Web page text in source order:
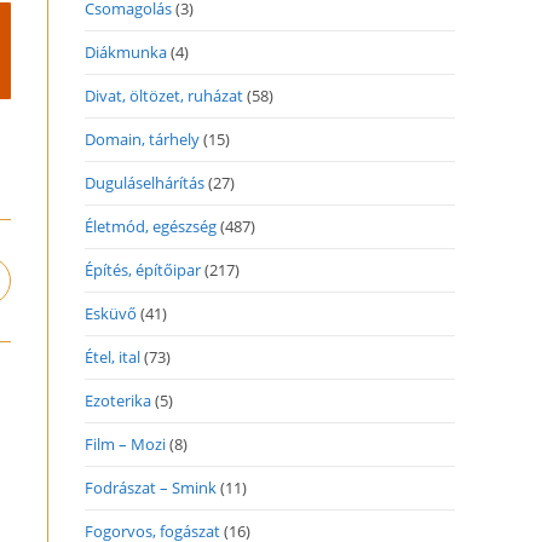
Csomagolás(3)
Diákmunka(4)
Divat, öltözet, ruházat(58)
Domain, tárhely(15)
Duguláselhárítás(27)
Életmód, egészség(487)
Építés, építőipar(217)
Esküvő (41)
Étel, ital(73)
Ezoterika(5)
Film – Mozi(8)
Fodrászat – Smink(11)
Fogorvos, fogászat(16)